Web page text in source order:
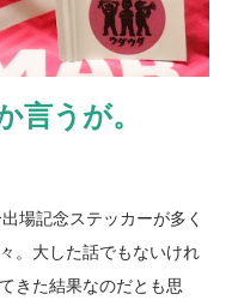
してしまう。アカデミー
れだけがすべてじゃない
とか、迫力ある応援がで
とは一体何なのか」を考
る。そのサポートを。 今
るよりも、セレッソ大阪
目覚めたら、そこにセレ
とのほうが本当に嬉しく
言うが。
場記念ステッカーが多く
。大した話でもないけれ
きた結果なのだとも思